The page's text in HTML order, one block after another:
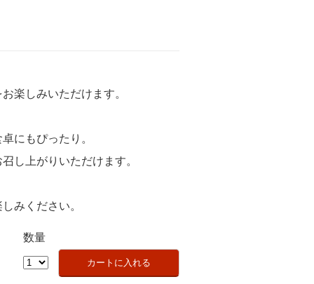
楽しみいただけます。
にもぴったり。
し上がりいただけます。
みください。
数量